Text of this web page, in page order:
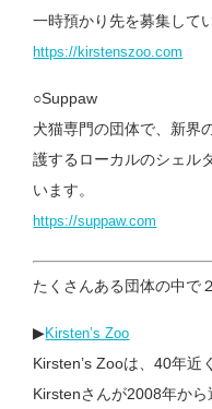
一時預かり先を募集して
https://kirstenszoo.com
○Suppaw
犬猫専門の団体で、新界
護するローカルのシェル
います。
https://suppaw.com
たくさんある団体の中で
▶︎Kirsten’s Zoo
Kirsten’s Zooは、40年近
Kirstenさんが2008年から